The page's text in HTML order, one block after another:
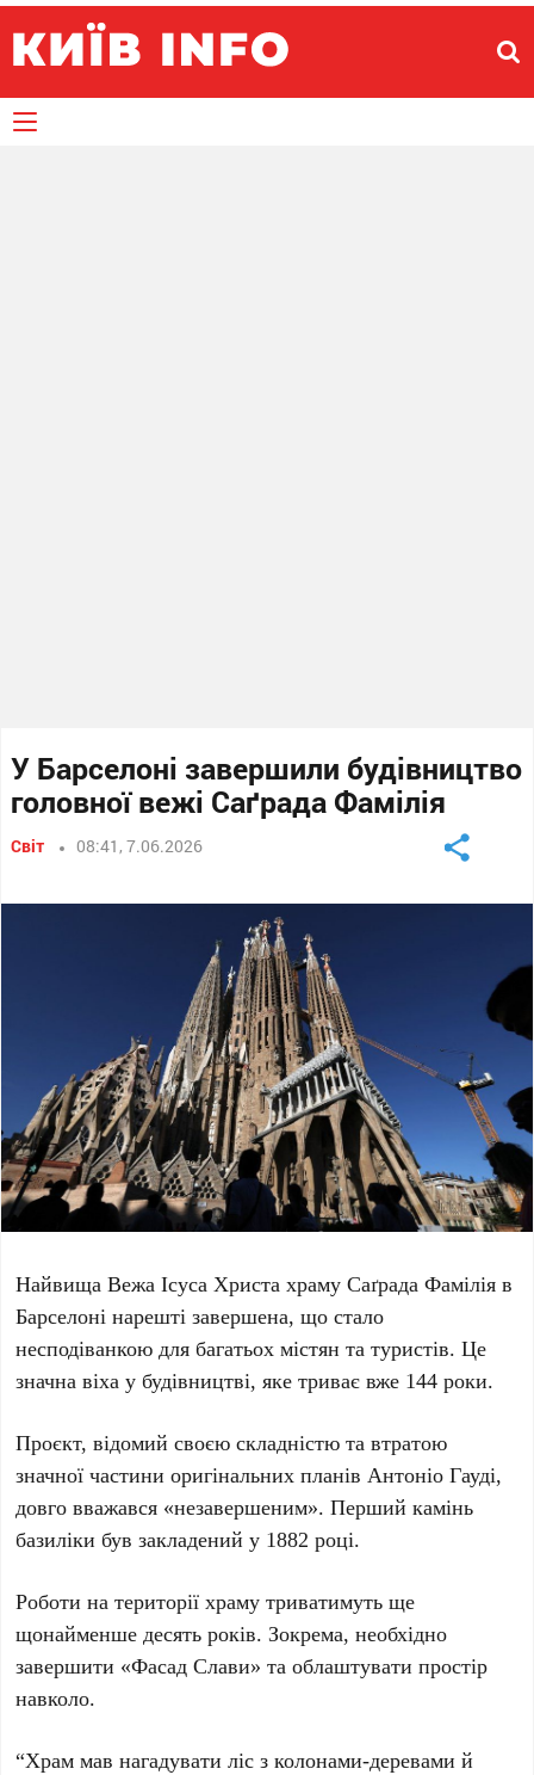
У Барселоні завершили будівництво
головної вежі Саґрада Фамілія
Світ 08:41, 7.06.2026
Найвища Вежа Ісуса Христа храму Саґрада Фамілія в
Барселоні нарешті завершена, що стало
несподіванкою для багатьох містян та туристів. Це
значна віха у будівництві, яке триває вже 144 роки.
Проєкт, відомий своєю складністю та втратою
значної частини оригінальних планів Антоніо Гауді,
довго вважався «незавершеним». Перший камінь
базиліки був закладений у 1882 році.
Роботи на території храму триватимуть ще
щонайменше десять років. Зокрема, необхідно
завершити «Фасад Слави» та облаштувати простір
навколо.
“Храм мав нагадувати ліс з колонами-деревами й